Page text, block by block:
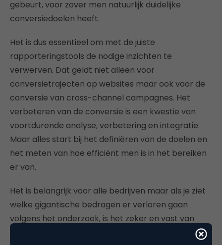
gebeurt, voor zover men natuurlijk duidelijke
conversiedoelen heeft.
Het is dus essentieel om met de juiste
rapporteringstools de nodige inzichten te
verwerven. Dat geldt niet alleen voor
conversietrajecten op websites maar ook voor de
conversie van cross-channel campagnes. Het
verbeteren van de conversie is een kwestie van
voortdurende analyse, verbetering en integratie.
Maar alles start bij het definiëren van de doelen en
het meten van hoe efficiënt men is in het bereiken
er van.
Het is belangrijk voor alle bedrijven maar als je ziet
welke gigantische bedragen er verloren gaan
volgens het onderzoek, is het zeker en vast van